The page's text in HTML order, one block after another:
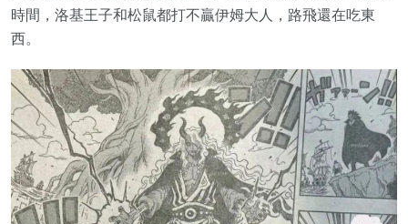
時間，洛基王子和松鼠都打不贏伊姆大人，路飛還在吃東
西。